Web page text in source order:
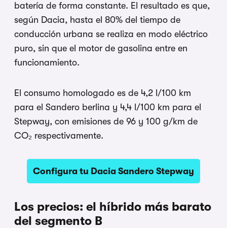
batería de forma constante. El resultado es que,
según Dacia, hasta el 80% del tiempo de
conducción urbana se realiza en modo eléctrico
puro, sin que el motor de gasolina entre en
funcionamiento.
El consumo homologado es de 4,2 l/100 km
para el Sandero berlina y 4,4 l/100 km para el
Stepway, con emisiones de 96 y 100 g/km de
CO₂ respectivamente.
Configura tu Dacia Sandero Stepway
Los precios: el híbrido más barato
del segmento B